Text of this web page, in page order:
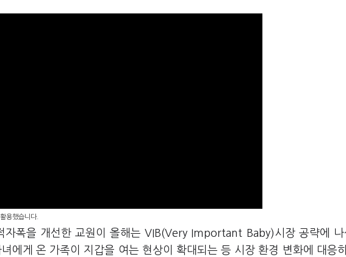
용했습니다.
자폭을 개선한 교원이 올해는 VIB(Very Important Baby)시장 공략에 나
에게 온 가족이 지갑을 여는 현상이 확대되는 등 시장 환경 변화에 대응